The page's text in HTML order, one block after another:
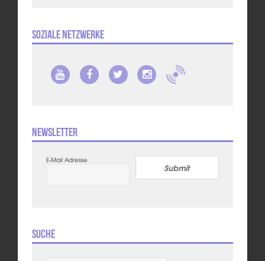
Soziale Netzwerke
Newsletter
E-Mail Adresse
Submit
Suche